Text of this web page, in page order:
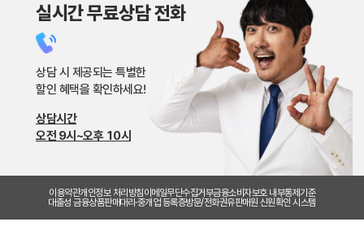
실시간 무료상담 전화
상담 시 제공되는 특별한
할인 혜택을 확인하세요!
상담시간
오전 9시~오후 10시
이용약관개인정보 처리방침이메일무단수집거부금융소비자보호 내부통제기준
대출성 금융상품판매대리·중개업 등록증방문/전화권유판매원 신원확인 시스템